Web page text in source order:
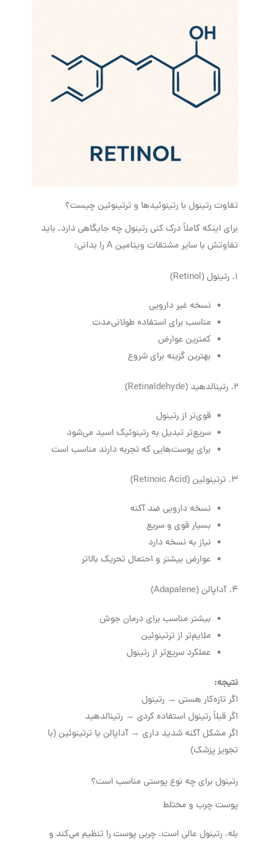
تفاوت رتینول با رتینوئیدها و ترتینوئین چیست؟
برای اینکه کاملاً درک کنی رتینول چه جایگاهی دارد، باید
تفاوتش با سایر مشتقات ویتامین A را بدانی:
۱. رتینول (Retinol)
نسخه غیر دارویی
مناسب برای استفاده طولانی‌مدت
کمترین عوارض
بهترین گزینه برای شروع
۲. رتینالدهید (Retinaldehyde)
قوی‌تر از رتینول
سریع‌تر تبدیل به رتینوئیک اسید می‌شود
برای پوست‌هایی که تجربه دارند مناسب است
۳. ترتینوئین (Retinoic Acid)
نسخه دارویی ضد آکنه
بسیار قوی و سریع
نیاز به نسخه دارد
عوارض بیشتر و احتمال تحریک بالاتر
۴. آداپالن (Adapalene)
بیشتر مناسب برای درمان جوش
ملایم‌تر از ترتینوئین
عملکرد سریع‌تر از رتینول
نتیجه:
اگر تازه‌کار هستی → رتینول
اگر قبلاً رتینول استفاده کردی → رتینالدهید
اگر مشکل آکنه شدید داری → آداپالن یا ترتینوئین (با
تجویز پزشک)
رتینول برای چه نوع پوستی مناسب است؟
پوست چرب و مختلط
بله، رتینول عالی است. چربی پوست را تنظیم می‌کند و